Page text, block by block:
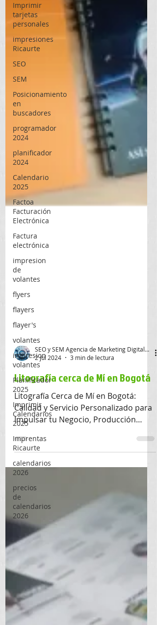
Imprimir
tarjetas
personales
impresiones
Ricaurte
SEO
SEM
Posicionamiento
en
buscadores
programador
2024
planificador
2024
Calendario
2025
Factoa
Facturación
Electrónica
Factura
electrónica
impresion
de
volantes
flyers
flayers
flayer's
volantes
impresion
volantes
Planificador
2025
Imprimir
Calendarios
2025
Imprentas
Ricaurte
calendarios
2026
precios
de
calendarios
2026
2 jul 2024
3 min de lectura
Litografía cerca de Mí en Bogotá
Litografía Cerca de Mí en Bogotá:
Impulsar tu Negocio, Producción
Ricaurte, domicilio Cel.: 3107778034